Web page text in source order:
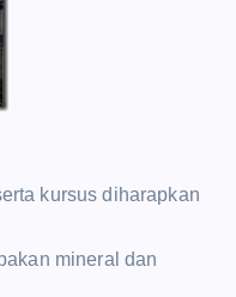
kursus diharapkan
mineral dan